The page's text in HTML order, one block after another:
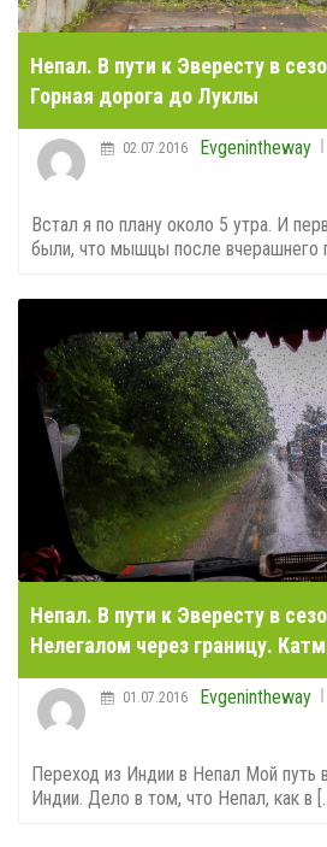
Непал. В пути к Эвересту в
Горная дорога до Луклы
Evgenintheway
02.07.2016
Встал я по плану около 5 утра. И
были, что мышцы после вчерашнего
Непал. В пути к Эвересту в
Нелегалом через границу.
Evgenintheway
01.07.2016
Переход из Индии в Непал Мой путь
Индии. Дело в том, что Непал, как в